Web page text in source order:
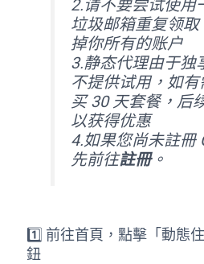
2.请不要尝试使用
垃圾邮箱重复领
掉你所有的账户
3.静态代理由于独
不提供试用，如
买 30 天套餐，后
以获得优惠
4.如果您尚未註冊
先前往註冊。
1️⃣ 前往首頁，點擊「動態
鈕